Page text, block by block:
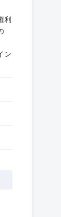
利
ン